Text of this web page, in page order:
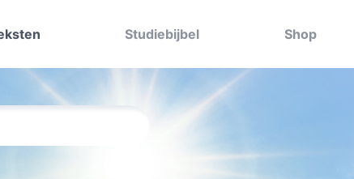
Studiebijbel Shop